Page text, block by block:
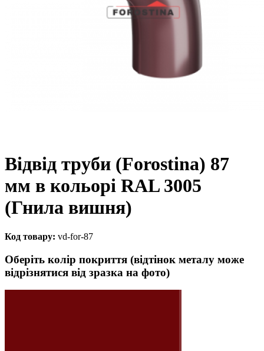
Відвід труби (Forostina) 87
мм в кольорі RAL 3005
(Гнила вишня)
Код товару: vd-for-87
Оберіть колір покриття (відтінок металу може
відрізнятися від зразка на фото)